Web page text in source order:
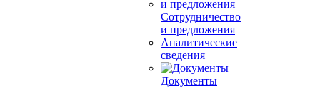
Сотрудничество
и предложения
Аналитические
сведения
Документы